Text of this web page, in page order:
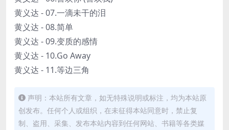
黄义达 - 07.一滴未干的泪
黄义达 - 08.简单
黄义达 - 09.变质的感情
黄义达 - 10.Go Away
黄义达 - 11.等边三角
声明：本站所有文章，如无特殊说明或标注，均为本站原
创发布。任何个人或组织，在未征得本站同意时，禁止复
制、盗用、采集、发布本站内容到任何网站、书籍等各类媒